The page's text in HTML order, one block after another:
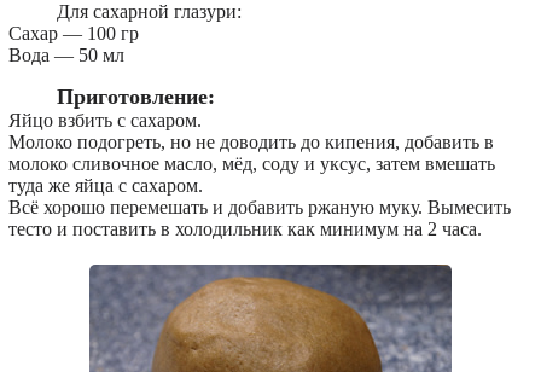
Для сахарной глазури:
Сахар — 100 гр
Вода — 50 мл
Приготовление:
Яйцо взбить с сахаром.
Молоко подогреть, но не доводить до кипения, добавить в
молоко сливочное масло, мёд, соду и уксус, затем вмешать
туда же яйца с сахаром.
Всё хорошо перемешать и добавить ржаную муку. Вымесить
тесто и поставить в холодильник как минимум на 2 часа.